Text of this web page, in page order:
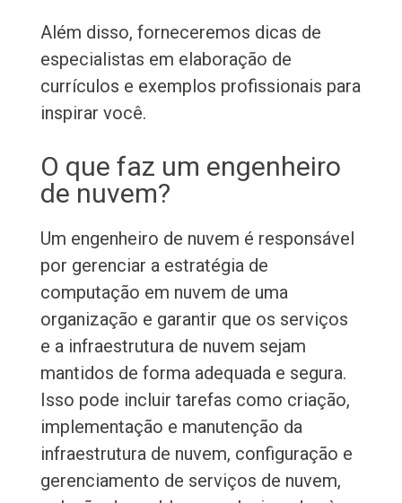
Além disso, forneceremos dicas de
especialistas em elaboração de
currículos e exemplos profissionais para
inspirar você.
O que faz um engenheiro
de nuvem?
Um engenheiro de nuvem é responsável
por gerenciar a estratégia de
computação em nuvem de uma
organização e garantir que os serviços
e a infraestrutura de nuvem sejam
mantidos de forma adequada e segura.
Isso pode incluir tarefas como criação,
implementação e manutenção da
infraestrutura de nuvem, configuração e
gerenciamento de serviços de nuvem,